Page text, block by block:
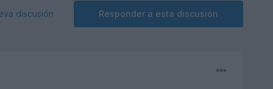
Responder a esta discusión
discusión